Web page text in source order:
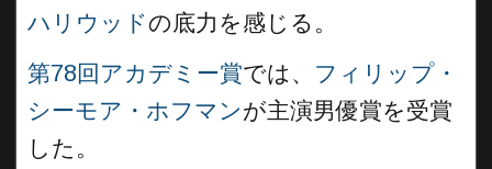
ハリウッドの底力を感じる。
第78回アカデミー賞では、 フィリップ・
シーモア・ホフマンが主演男優賞を受賞
した。